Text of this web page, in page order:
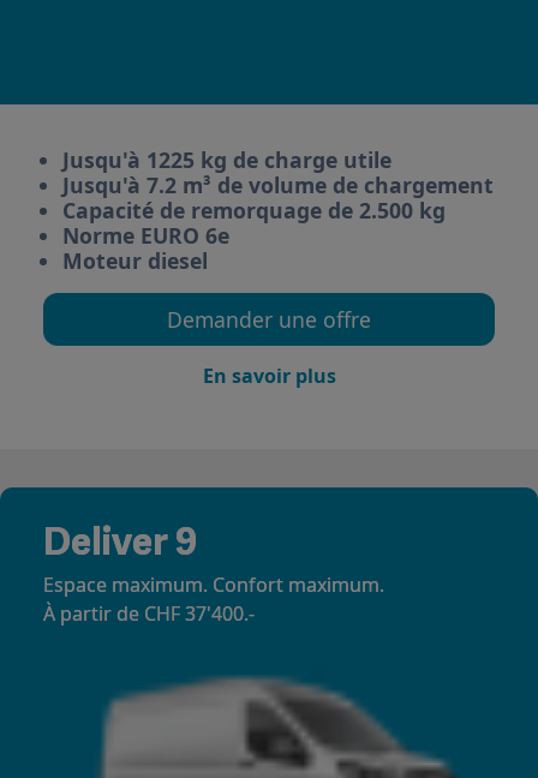
Jusqu'à 1225 kg de charge utile
Jusqu'à 7.2 m³ de volume de chargement
Capacité de remorquage de 2.500 kg
Norme EURO 6e
Moteur diesel
Demander une offre
En savoir plus
Deliver 9
Espace maximum. Confort maximum.
À partir de CHF 37'400.-